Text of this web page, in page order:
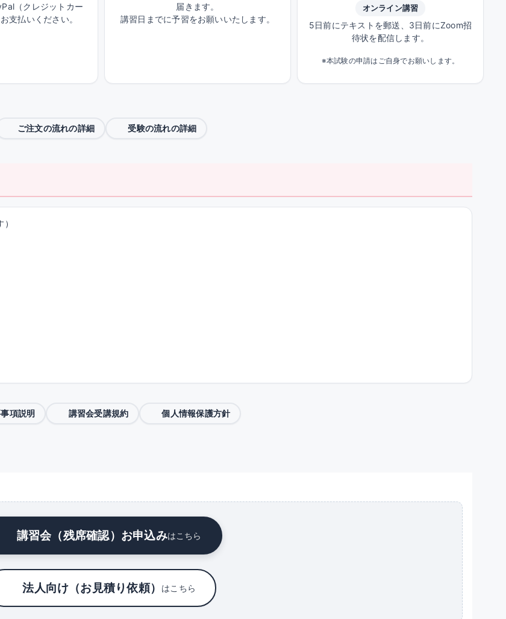
（クレジットカー
支払いください。
届きます。
講習日までに予習をお願いいたします。
オンライン講習
5日前にテキストを郵送、3日前にZoom招
待状を配信します。
※本試験の申請はご自身でお願いします。
ご注文の流れの詳細 受験の流れの詳細
項説明 講習会受講規約 個人情報保護方針
講習会（残席確認）お申込みはこちら
法人向け（お見積り依頼） はこちら